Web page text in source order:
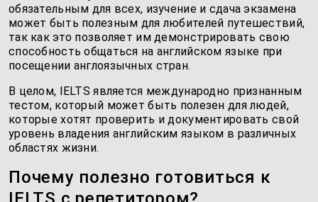
обязательным для всех, изучение и сдача экзамена
может быть полезным для любителей путешествий,
так как это позволяет им демонстрировать свою
способность общаться на английском языке при
посещении англоязычных стран.
В целом, IELTS является международно признанным
тестом, который может быть полезен для людей,
которые хотят проверить и документировать свой
уровень владения английским языком в различных
областях жизни.
Почему полезно готовиться к